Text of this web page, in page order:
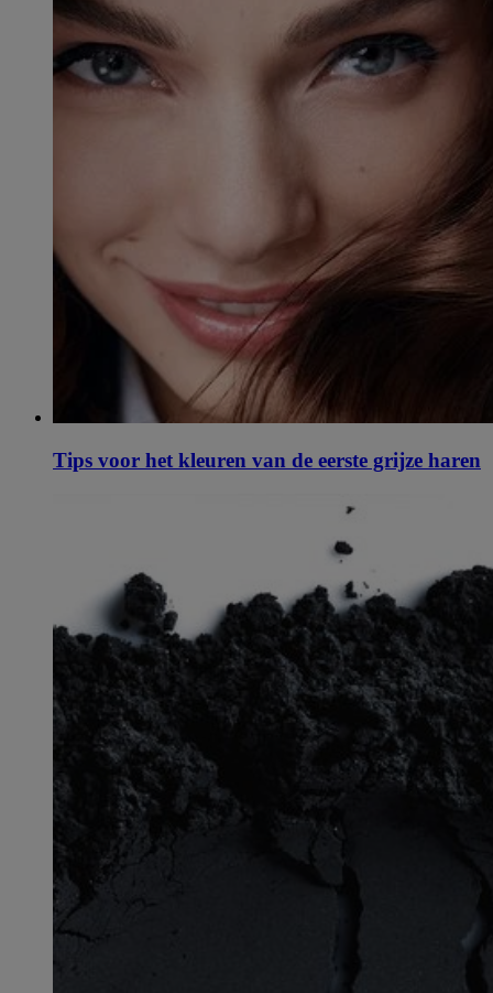
Tips voor het kleuren van de eerste grijze haren